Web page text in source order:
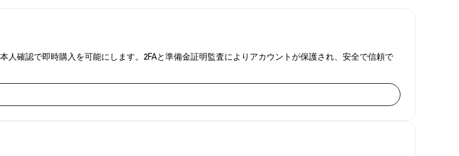
人確認で即時購入を可能にします。2FAと準備金証明監査によりアカウントが保護され、安全で信頼で